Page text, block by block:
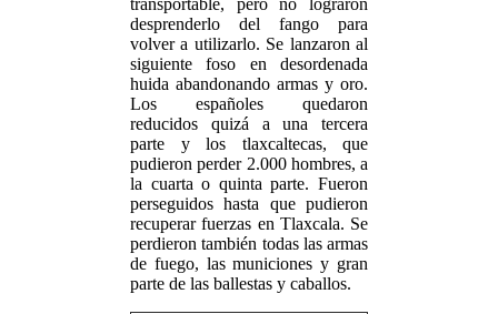
transportable, pero no lograron
desprenderlo del fango para
volver a utilizarlo. Se lanzaron al
siguiente foso en desordenada
huida abandonando armas y oro.
Los españoles quedaron
reducidos quizá a una tercera
parte y los tlaxcaltecas, que
pudieron perder 2.000 hombres, a
la cuarta o quinta parte. Fueron
perseguidos hasta que pudieron
recuperar fuerzas en Tlaxcala. Se
perdieron también todas las armas
de fuego, las municiones y gran
parte de las ballestas y caballos.